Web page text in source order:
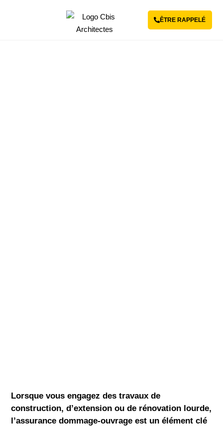
ÊTRE RAPPELÉ
Lorsque vous engagez destravaux de
construction, d’extension ou de rénovation lourde,
l’assurance dommage-ouvrage est unélément clé